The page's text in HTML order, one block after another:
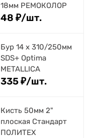
18мм РЕМОКОЛОР
48 ₽/шт.
Бур 14 х 310/250мм
SDS+ Optima
METALLICA
335₽/шт.
Кисть 50мм 2"
плоская Стандарт
ПОЛИТЕХ